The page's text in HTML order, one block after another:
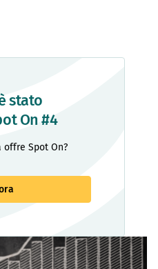
stato
On #4
offre Spot On?